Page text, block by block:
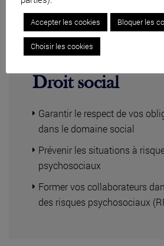
Droit social
Garantir le respect de vos
dans le domaine social
Prévenir les situations à
psychosociaux
Former vos collaborateurs
des risques psychosociaux
Accepter les cookies Bloquer les
Choisir les cookies